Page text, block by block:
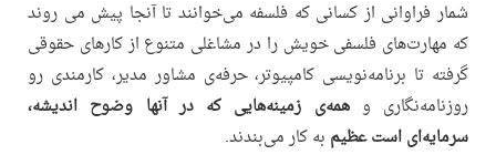
شمار فراوانی از کسانی که فلسفه می‌خوانند تا آنجا پیش می روند
که مهارت‌های فلسفی خویش را در مشاغلی متنوع از کارهای حقوقی
گرفته تا برنامه‌نویسی کامپیوتر، حرفه‌ی مشاور مدیر، کارمندی رو
روزنامه‌نگاری وهمه‌ی زمینه‌هایی که در آنها وضوح اندیشه،
سرمایه‌ای است عظیم به کار می‌بندند.